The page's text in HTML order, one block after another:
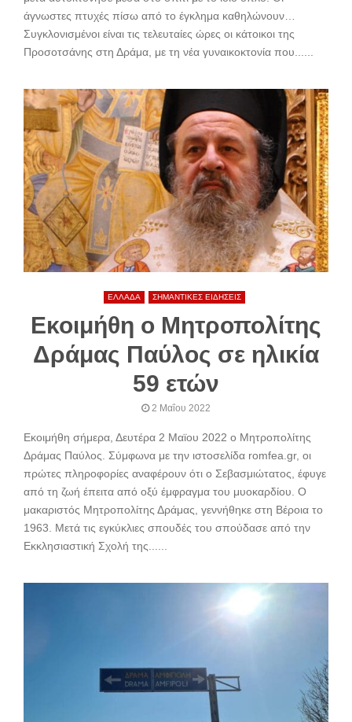
άγνωστες πτυχές πίσω από το έγκλημα καθηλώνουν…
Συγκλονισμένοι είναι τις τελευταίες ώρες οι κάτοικοι της
Προσοτσάνης στη Δράμα, με τη νέα γυναικοκτονία που......
ΕΛΛΑΔΑ ΣΗΜΑΝΤΙΚΕΣ ΕΙΔΗΣΕΙΣ
Εκοιμήθη ο Μητροπολίτης
Δράμας Παύλος σε ηλικία
59 ετών
2 Μαΐου 2022
Εκοιμήθη σήμερα, Δευτέρα 2 Μαϊου 2022 ο Μητροπολίτης
Δράμας Παύλος. Σύμφωνα με την ιστοσελίδα romfea.gr, οι
πρώτες πληροφορίες αναφέρουν ότι ο Σεβασμιώτατος, έφυγε
από τη ζωή έπειτα από οξύ έμφραγμα του μυοκαρδίου. Ο
μακαριστός Μητροπολίτης Δράμας, γεννήθηκε στη Βέροια το
1963. Μετά τις εγκύκλιες σπουδές του σπούδασε από την
Εκκλησιαστική Σχολή της......